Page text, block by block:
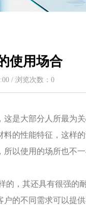
使用场合
/ 浏览次数： 0
是大部分人所最为
的性能特征，这样
以使用的场所也不
，其还具有很强的
的不同需求可以提